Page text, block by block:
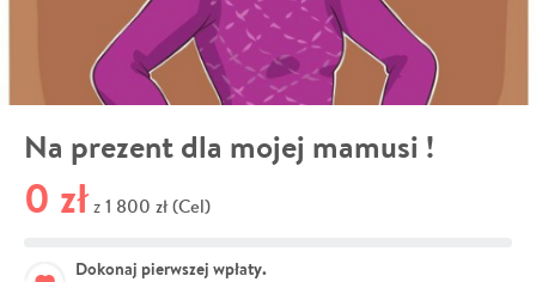
Na prezent dla mojej mamusi !
0 zł z 1 800 zł (Cel)
Dokonaj pierwszej wpłaty.